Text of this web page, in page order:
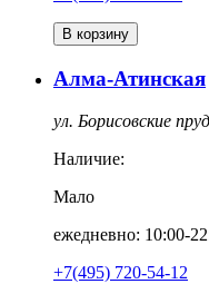
В корзину
Алма-Атинская
ул. Борисовские
Наличие:
Мало
ежедневно: 10:00-
+7(495) 720-54-12